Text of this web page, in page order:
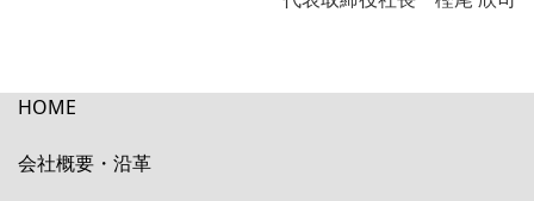
HOME
会社概要・沿革